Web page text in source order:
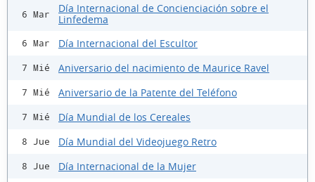
6 Mar
Día Internacional de Concienciación sobre el
Linfedema
6 Mar Día Internacional del Escultor
7 Mié Aniversario del nacimiento de Maurice Ravel
7 Mié Aniversario de la Patente del Teléfono
7 Mié Día Mundial de los Cereales
8 Jue Día Mundial del Videojuego Retro
8 Jue Día Internacional de la Mujer